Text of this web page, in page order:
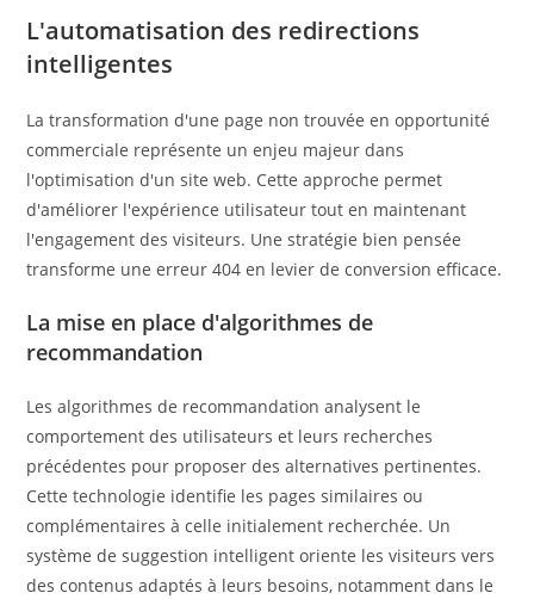
L'automatisation des redirections
intelligentes
La transformation d'une page non trouvée en opportunité
commerciale représente un enjeu majeur dans
l'optimisation d'un site web. Cette approche permet
d'améliorer l'expérience utilisateur tout en maintenant
l'engagement des visiteurs. Une stratégie bien pensée
transforme une erreur 404 en levier de conversion efficace.
La mise en place d'algorithmes de
recommandation
Les algorithmes de recommandation analysent le
comportement des utilisateurs et leurs recherches
précédentes pour proposer des alternatives pertinentes.
Cette technologie identifie les pages similaires ou
complémentaires à celle initialement recherchée. Un
système de suggestion intelligent oriente les visiteurs vers
des contenus adaptés à leurs besoins, notamment dans le